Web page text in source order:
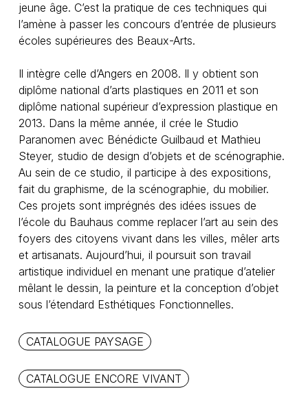
jeune âge. C’est la pratique de ces techniques qui
l’amène à passer les concours d’entrée de plusieurs
écoles supérieures des Beaux-Arts.
Il intègre celle d’Angers en 2008. Il y obtient son
diplôme national d’arts plastiques en 2011 et son
diplôme national supérieur d’expression plastique en
2013. Dans la même année, il crée le Studio
Paranomen avec Bénédicte Guilbaud et Mathieu
Steyer, studio de design d’objets et de scénographie.
Au sein de ce studio, il participe à des expositions,
fait du graphisme, de la scénographie, du mobilier.
Ces projets sont imprégnés des idées issues de
l’école du Bauhaus comme replacer l’art au sein des
foyers des citoyens vivant dans les villes, mêler arts
et artisanats. Aujourd’hui, il poursuit son travail
artistique individuel en menant une pratique d’atelier
mêlant le dessin, la peinture et la conception d’objet
sous l’étendard Esthétiques Fonctionnelles.
CATALOGUE PAYSAGE
CATALOGUE ENCORE VIVANT